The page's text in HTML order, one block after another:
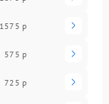
1575 р
575 р
725 р